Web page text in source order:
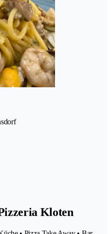
Kloten